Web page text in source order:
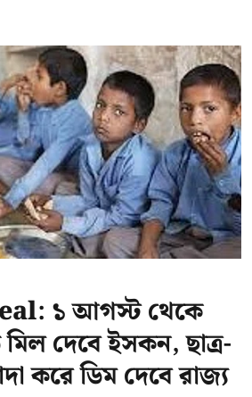
১ আগস্ট থেকে
দেবে ইসকন, ছাত্র-
করে ডিম দেবে রাজ্য